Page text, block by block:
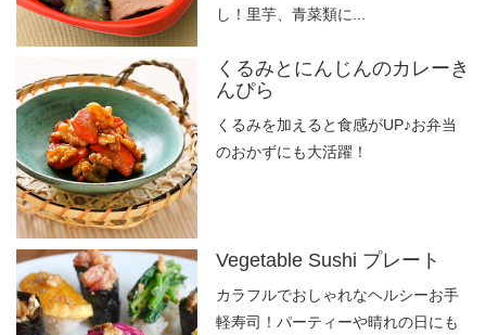
し！里芋、青菜類に...
くるみとにんじんのカレーき
んぴら
くるみを加えると食感がUP♪お弁当
のおかずにも大活躍！
Vegetable Sushi プレート
カラフルでおしゃれなヘルシーお手
軽寿司！パーティーや晴れの日にも